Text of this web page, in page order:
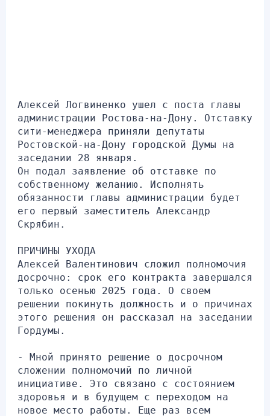
Алексей Логвиненко ушел с поста главы
администрации Ростова-на-Дону. Отставку
сити-менеджера приняли депутаты
Ростовской-на-Дону городской Думы на
заседании 28 января.
Он подал заявление об отставке по
собственному желанию. Исполнять
обязанности главы администрации будет
его первый заместитель Александр
Скрябин.
ПРИЧИНЫ УХОДА
Алексей Валентинович сложил полномочия
досрочно: срок его контракта завершался
только осенью 2025 года. О своем
решении покинуть должность и о причинах
этого решения он рассказал на заседании
Гордумы.
- Мной принято решение о досрочном
сложении полномочий по личной
инициативе. Это связано с состоянием
здоровья и в будущем с переходом на
новое место работы. Еще раз всем